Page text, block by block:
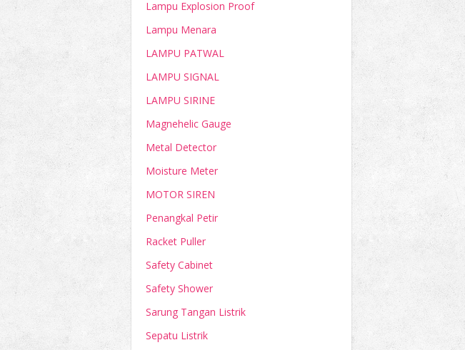
Lampu Explosion Proof
Lampu Menara
LAMPU PATWAL
LAMPU SIGNAL
LAMPU SIRINE
Magnehelic Gauge
Metal Detector
Moisture Meter
MOTOR SIREN
Penangkal Petir
Racket Puller
Safety Cabinet
Safety Shower
Sarung Tangan Listrik
Sepatu Listrik